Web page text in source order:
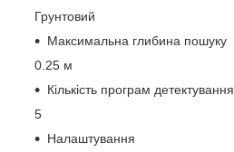
Грунтовий
Максимальна глибина пошуку
0.25 м
Кількість програм детектування
5
Налаштування